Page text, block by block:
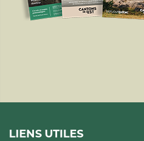
LIENS UTILES